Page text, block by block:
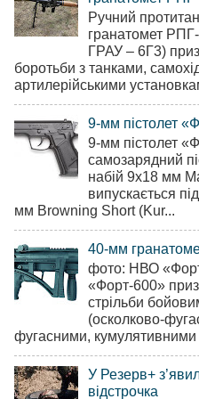
Ручний
гранатомет РПГ-
ГРАУ – 6Г3)
боротьби з танками,
артилерійськими
9-мм пістолет
9-мм пістолет
самозарядний
набій 9х18 мм
випускається
мм Browning Short (Kur...
40-мм
фото: НВО
«Форт-600»
стрільби
(осколково-
фугасними, кумулятивними
У Резерв+
відстрочка